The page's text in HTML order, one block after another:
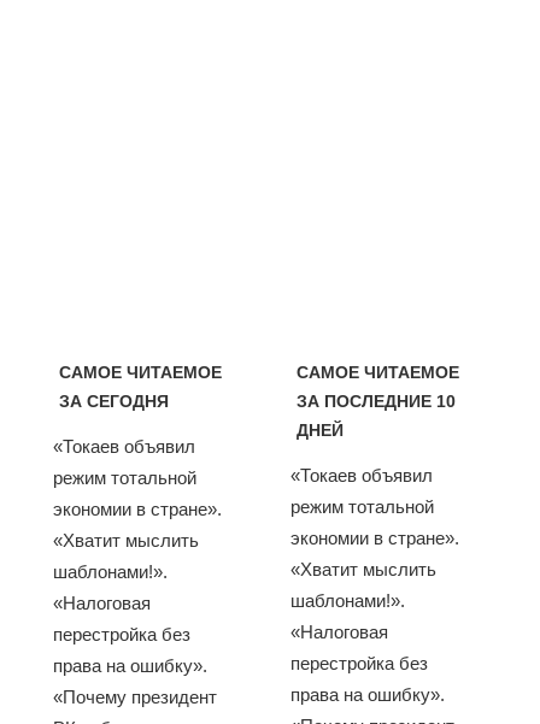
САМОЕ ЧИТАЕМОЕ
ЗА СЕГОДНЯ
«Токаев объявил
режим тотальной
экономии в стране».
«Хватит мыслить
шаблонами!».
«Налоговая
перестройка без
права на ошибку».
«Почему президент
САМОЕ ЧИТАЕМОЕ
ЗА ПОСЛЕДНИЕ 10
ДНЕЙ
«Токаев объявил
режим тотальной
экономии в стране».
«Хватит мыслить
шаблонами!».
«Налоговая
перестройка без
права на ошибку».